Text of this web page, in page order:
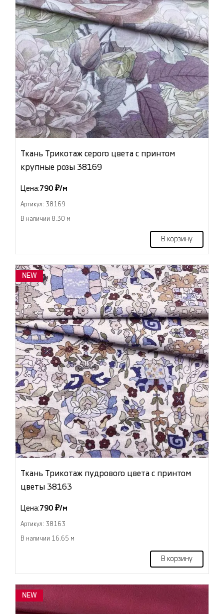
Ткань Трикотаж серого цвета с принтом
крупные розы 38169
Цена:790 ₽/м
Артикул: 38169
В наличии 8.30 м
В корзину
NEW
Ткань Трикотаж пудрового цвета с принтом
цветы 38163
Цена:790 ₽/м
Артикул: 38163
В наличии 16.65 м
В корзину
NEW